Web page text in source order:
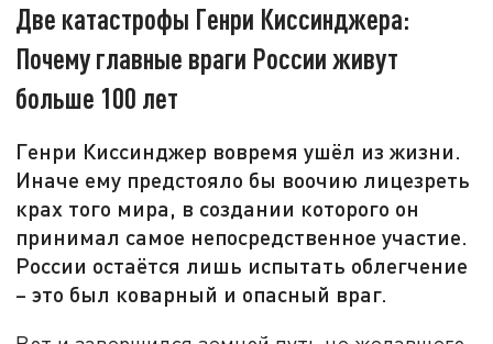
Две катастрофы Генри Киссинджера:
Почему главные враги России живут
больше 100 лет
Генри Киссинджер вовремя ушёл из жизни.
Иначе ему предстояло бы воочию лицезреть
крах того мира, в создании которого он
принимал самое непосредственное участие.
России остаётся лишь испытать облегчение
– это был коварный и опасный враг.